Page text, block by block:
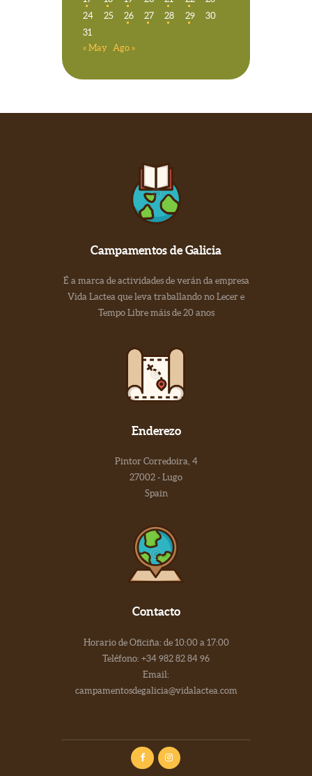
24
25 26 27 28 29
30
31
« May Ago »
Campamentos de Galicia
É a marca de actividades de verán da empresa
Vida Lactea que leva traballando no Lecer e
Tempo Libre máis de 20 anos
Enderezo
Pintor Corredoira, 4
27002 - Lugo
Spain
Contacto
Horario de Oficiña: de 10:00 a 17:00
Teléfono: +34 982 82 84 96
Email:
campamentosdegalicia@vidalactea.com